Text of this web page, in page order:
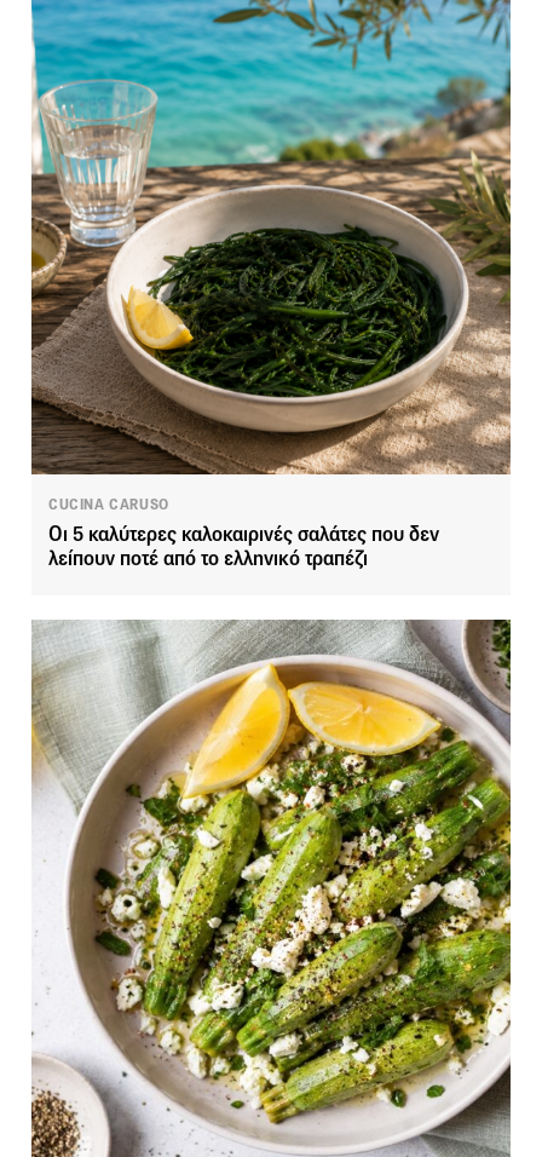
CUCINA CARUSO
Οι 5 καλύτερες καλοκαιρινές σαλάτες που δεν
λείπουν ποτέ από το ελληνικό τραπέζι